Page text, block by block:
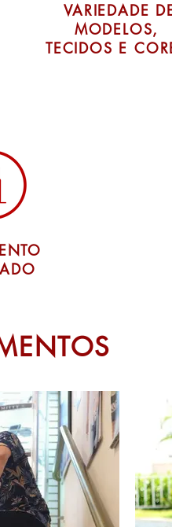
VARIEDADE
MODELOS,
TECIDOS E